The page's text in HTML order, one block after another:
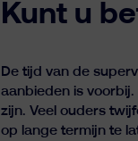
Kunt u
De tijd van de
aanbieden is
zijn. Veel ouders
op lange termijn te